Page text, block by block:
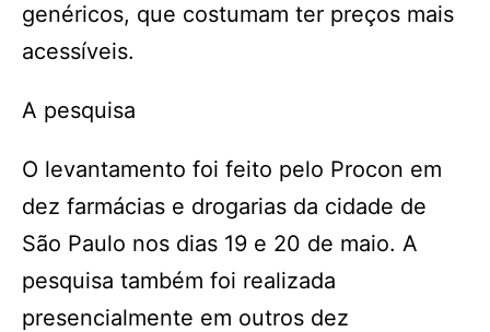
genéricos, que costumam ter preços mais
acessíveis.
A pesquisa
O levantamento foi feito pelo Procon em
dez farmácias e drogarias da cidade de
São Paulo nos dias 19 e 20 de maio. A
pesquisa também foi realizada
presencialmente em outros dez